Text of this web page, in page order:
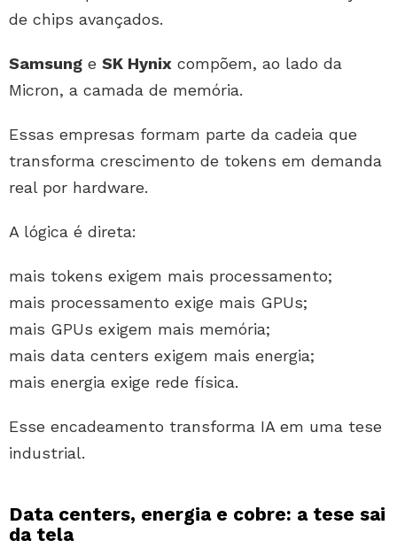
de chips avançados.
Samsung e SK Hynix compõem, ao lado da
Micron, a camada de memória.
Essas empresas formam parte da cadeia que
transforma crescimento de tokens em demanda
real por hardware.
A lógica é direta:
mais tokens exigem mais processamento;
mais processamento exige mais GPUs;
mais GPUs exigem mais memória;
mais data centers exigem mais energia;
mais energia exige rede física.
Esse encadeamento transforma IA em uma tese
industrial.
Data centers, energia e cobre: a tese sai
da tela